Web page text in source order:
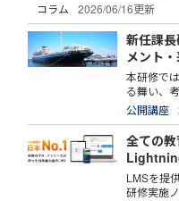
コラム
2026/06/16更新
新任課
メント・
本研修で
る舞い、
公開講座
全ての
LMSを提
研修実施